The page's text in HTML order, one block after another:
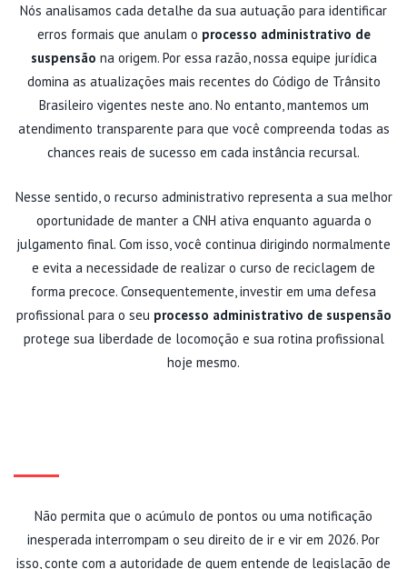
Nós analisamos cada detalhe da sua autuação para identificar
erros formais que anulam o processo administrativo de
suspensão na origem. Por essa razão, nossa equipe jurídica
domina as atualizações mais recentes do Código de Trânsito
Brasileiro vigentes neste ano. No entanto, mantemos um
atendimento transparente para que você compreenda todas as
chances reais de sucesso em cada instância recursal.
Nesse sentido, o recurso administrativo representa a sua melhor
oportunidade de manter a CNH ativa enquanto aguarda o
julgamento final. Com isso, você continua dirigindo normalmente
e evita a necessidade de realizar o curso de reciclagem de
forma precoce. Consequentemente, investir em uma defesa
profissional para o seu processo administrativo de suspensão
protege sua liberdade de locomoção e sua rotina profissional
hoje mesmo.
Não permita que o acúmulo de pontos ou uma notificação
inesperada interrompam o seu direito de ir e vir em 2026. Por
isso, conte com a autoridade de quem entende de legislação de